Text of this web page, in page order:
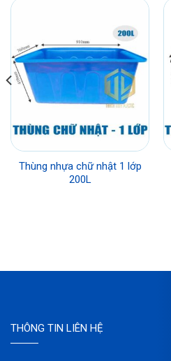
Thùng nhựa chữ nhật 1 lớp
200L
THÔNG TIN LIÊN HỆ